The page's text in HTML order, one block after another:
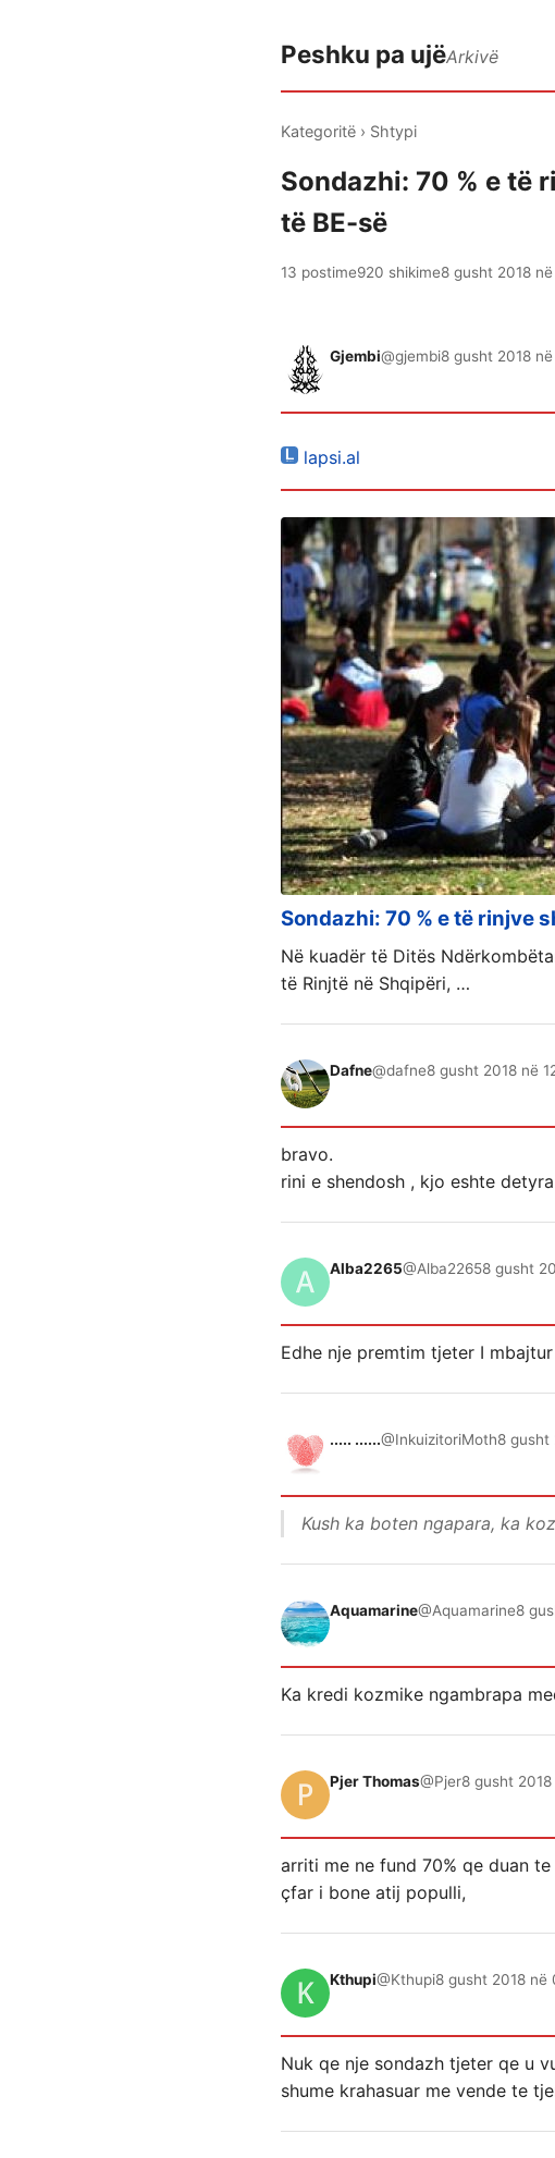
Peshku pa ujëArkivë
Kategoritë › Shtypi
Sondazhi: 70 % e të
të BE-së
13 postime920 shikime8 gusht 2018
Gjembi@gjembi8 gusht 2018
lapsi.al
Sondazhi: 70 % e të rinjve
Në kuadër të Ditës
të Rinjtë në Shqipëri, …
Dafne@dafne8 gusht 2018 në
bravo.
rini e shendosh , kjo eshte
Alba2265@Alba22658 gusht
Edhe nje premtim tjeter I
..... ......@InkuizitoriMoth8 gusht
Kush ka boten ngapara, ka
Aquamarine@Aquamarine8
Ka kredi kozmike ngambrapa
Pjer Thomas@Pjer8 gusht
arriti me ne fund 70% qe duan te
çfar i bone atij populli,
Kthupi@Kthupi8 gusht 2018
Nuk qe nje sondazh tjeter qe u
shume krahasuar me vende te